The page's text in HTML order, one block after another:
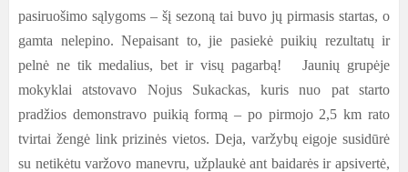
pasiruošimo sąlygoms – šį sezoną tai buvo jų pirmasis startas, o
gamta nelepino. Nepaisant to, jie pasiekė puikių rezultatų ir
pelnė ne tik medalius, bet ir visų pagarbą! Jaunių grupėje
mokyklai atstovavo Nojus Sukackas, kuris nuo pat starto
pradžios demonstravo puikią formą – po pirmojo 2,5 km rato
tvirtai žengė link prizinės vietos. Deja, varžybų eigoje susidūrė
su netikėtu varžovo manevru, užplaukė ant baidarės ir apsivertė,